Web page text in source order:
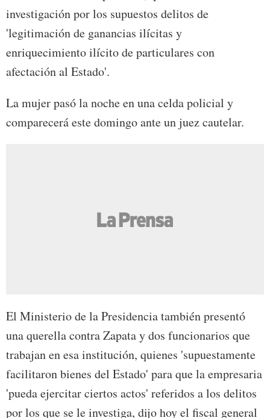
investigación por los supuestos delitos de
'legitimación de ganancias ilícitas y
enriquecimiento ilícito de particulares con
afectación al Estado'.
La mujer pasó la noche en una celda policial y
comparecerá este domingo ante un juez cautelar.
El Ministerio de la Presidencia también presentó
una querella contra Zapata y dos funcionarios que
trabajan en esa institución, quienes 'supuestamente
facilitaron bienes del Estado' para que la empresaria
'pueda ejercitar ciertos actos' referidos a los delitos
por los que se le investiga, dijo hoy el fiscal general